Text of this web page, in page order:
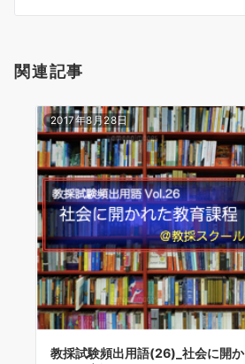
ン
関連記事
2017年8月28日
教採試験頻出用語(26)_社会に開か